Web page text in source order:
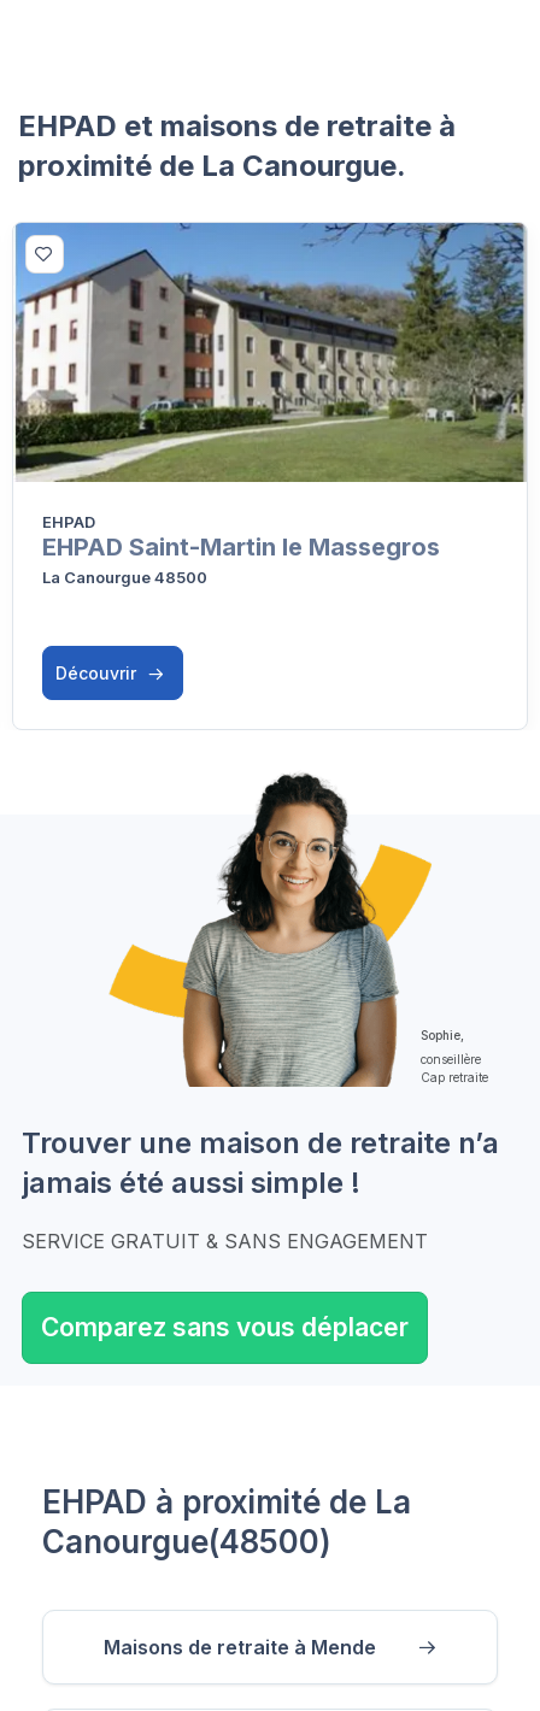
EHPAD et maisons de retraite à
proximité de La Canourgue.
EHPAD
EHPAD Saint-Martin le Massegros
La Canourgue 48500
Découvrir
Sophie,
conseillère
Cap retraite
Trouver une maison de retraite n’a
jamais été aussi simple !
SERVICE GRATUIT & SANS ENGAGEMENT
Comparez sans vous déplacer
EHPAD à proximité de La
Canourgue(48500)
Maisons de retraite à Mende